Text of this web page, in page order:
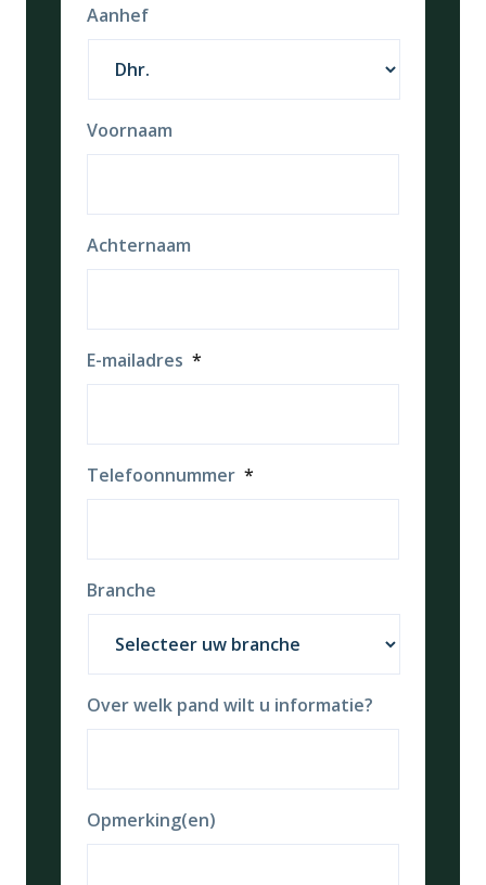
Aanhef
Voornaam
Achternaam
E-mailadres *
Telefoonnummer *
Branche
Over welk pand wilt u informatie?
Opmerking(en)